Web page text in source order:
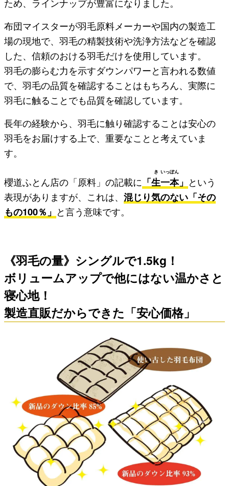
布団マイスターが羽毛原料メーカーや国内の製造工
場の現地で、羽毛の精製技術や洗浄方法などを確認
した、信頼のおける羽毛だけを使用しています。
羽毛の膨らむ力を示すダウンパワーと言われる数値
で、羽毛の品質を確認することはもちろん、実際に
羽毛に触ることでも品質を確認しています。
長年の経験から、羽毛に触り確認することは安心の
羽毛をお届けする上で、重要なことと考えていま
す。
櫻道ふとん店の「原料」の記載に 「生
き
一
いっ
本
ぽん
」 という
表現がありますが、これは、混じり気のない「その
もの100％」 と言う意味です。
《羽毛の量》シングルで1.5kg！
ボリュームアップで他にはない温かさと
寝心地！
製造直販だからできた「安心価格」